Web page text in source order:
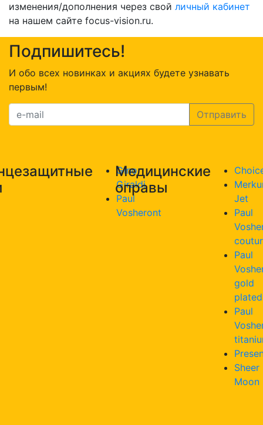
изменения/дополнения через свой личный кабинет
на нашем сайте focus-vision.ru.
Подпишитесь!
И обо всех новинках и акциях будете узнавать
первым!
Gino
Giraldi
Paul
Vosheront
Медицинские
оправы
Jet
Paul
Paul
gold
plated
Paul
Sheer
Moon